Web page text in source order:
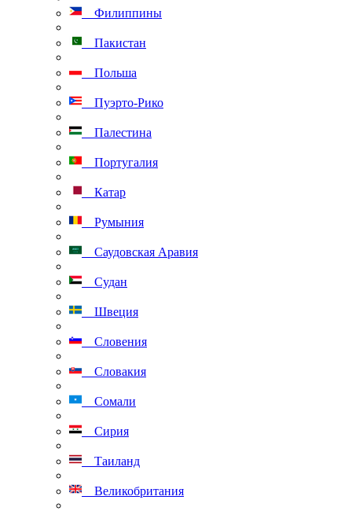
Филиппины
Пакистан
Польша
Пуэрто-Рико
Палестина
Португалия
Катар
Румыния
Саудовская Аравия
Судан
Швеция
Словения
Словакия
Сомали
Сирия
Таиланд
Великобритания